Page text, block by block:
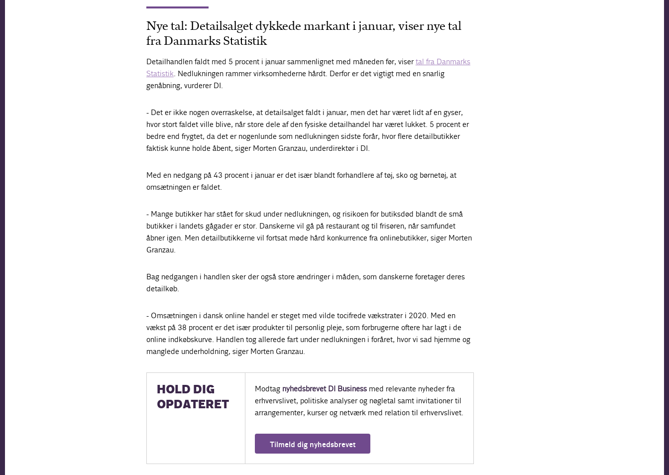
Nye tal: Detailsalget dykkede markant i januar, viser nye tal
fra Danmarks Statistik
Detailhandlen faldt med 5 procent i januar sammenlignet med måneden før, visertal fra Danmarks
Statistik. Nedlukningen rammer virksomhederne hårdt. Derfor er det vigtigt med en snarlig
genåbning, vurderer DI.
- Det er ikke nogen overraskelse, at detailsalget faldt i januar, men det har været lidt af en gyser,
hvor stort faldet ville blive, når store dele af den fysiske detailhandel har været lukket. 5 procent er
bedre end frygtet, da det er nogenlunde som nedlukningen sidste forår, hvor flere detailbutikker
faktisk kunne holde åbent, siger Morten Granzau, underdirektør i DI.
Med en nedgang på 43 procent i januar er det især blandt forhandlere af tøj, sko og børnetøj, at
omsætningen er faldet.
- Mange butikker har stået for skud under nedlukningen, og risikoen for butiksdød blandt de små
butikker i landets gågader er stor. Danskerne vil gå på restaurant og til frisøren, når samfundet
åbner igen. Men detailbutikkerne vil fortsat møde hård konkurrence fra onlinebutikker, siger Morten
Granzau.
Bag nedgangen i handlen sker der også store ændringer i måden, som danskerne foretager deres
detailkøb.
- Omsætningen i dansk online handel er steget med vilde tocifrede vækstrater i 2020. Med en
vækst på 38 procent er det især produkter til personlig pleje, som forbrugerne oftere har lagt i de
online indkøbskurve. Handlen tog allerede fart under nedlukningen i foråret, hvor vi sad hjemme og
manglede underholdning, siger Morten Granzau.
HOLD DIG
OPDATERET
Modtag nyhedsbrevet DI Businessmed relevante nyheder fra
erhvervslivet, politiske analyser og nøgletal samt invitationer til
arrangementer, kurser og netværk med relation til erhvervslivet.
Tilmeld dig nyhedsbrevet